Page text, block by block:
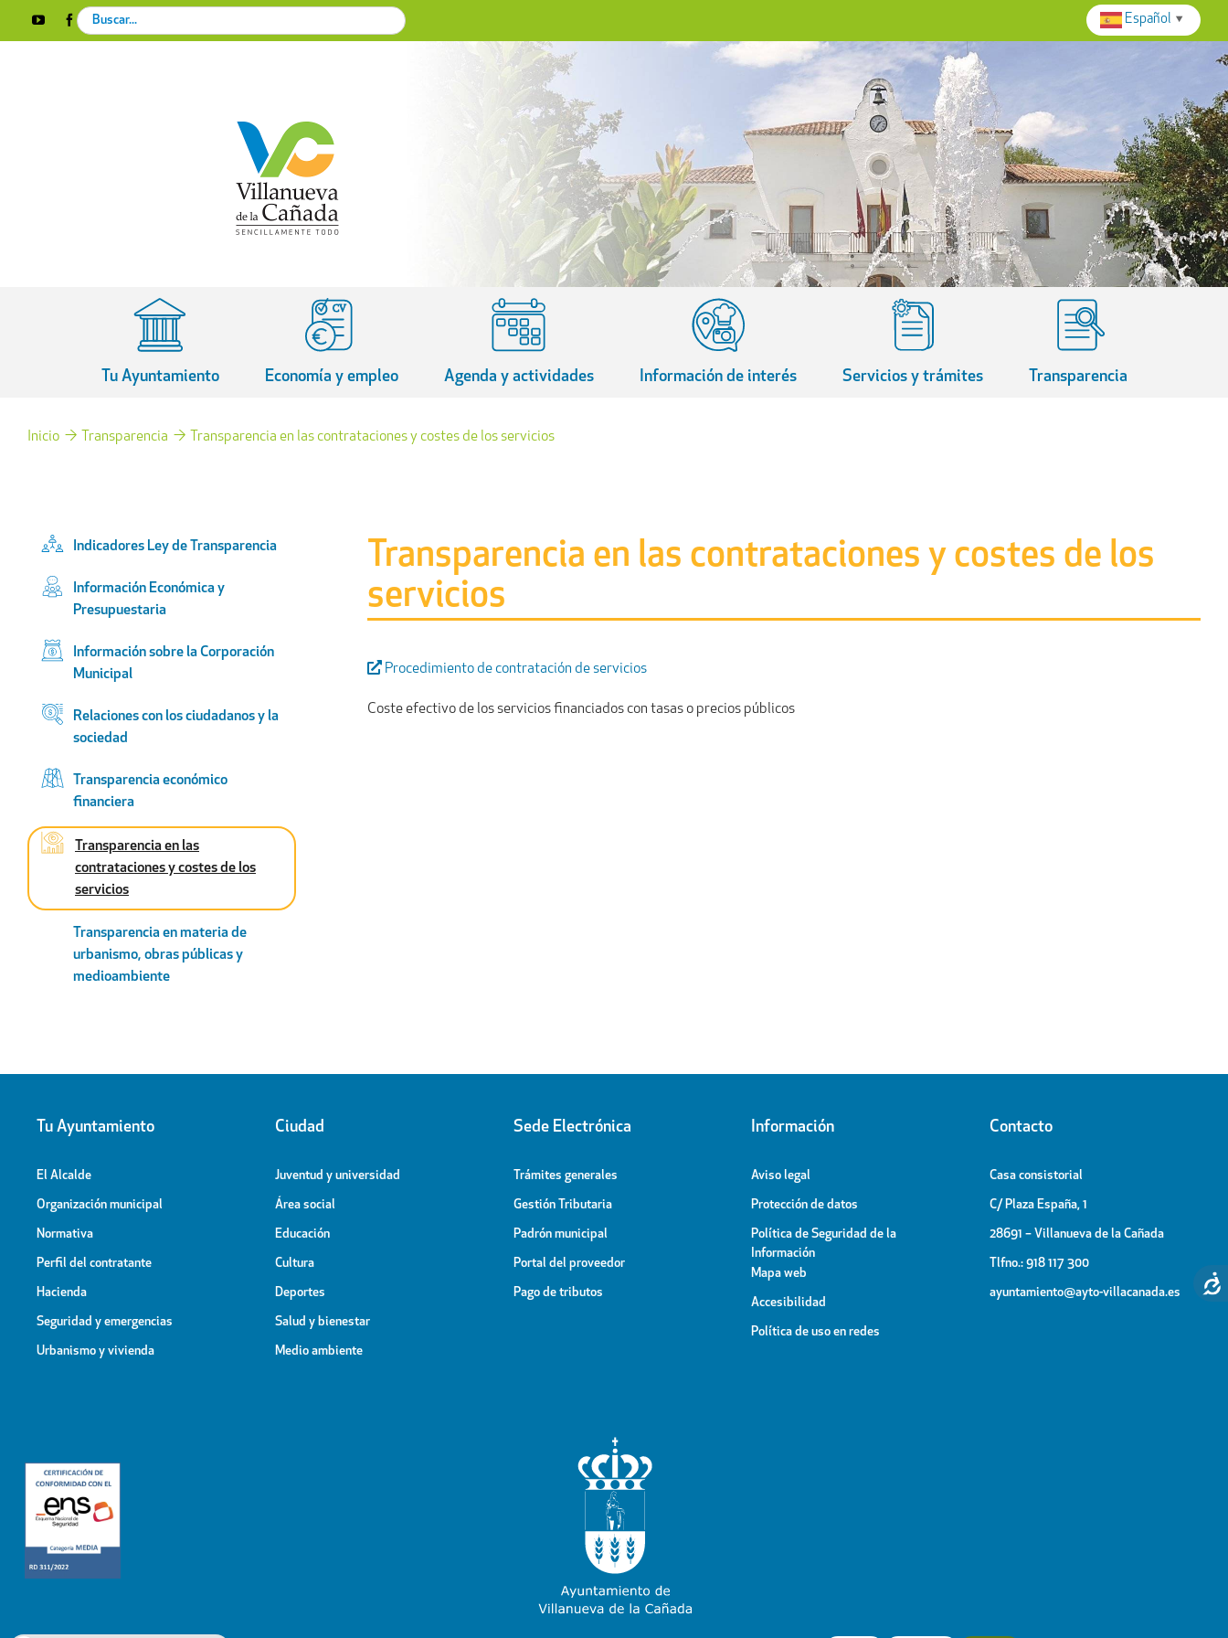
YouTubeFacebookInstagram
X
Search
for:
Tu Ayuntamiento Economía y empleo Agenda y actividades Información de interés Servicios y trámites Transparencia
Inicio Transparencia Transparencia en las contrataciones y costes de los servicios
Transparencia en las contrataciones y costes de los
servicios
Procedimiento de contratación de servicios
Coste efectivo de los servicios financiados con tasas o precios públicos
Indicadores Ley de Transparencia
Información Económica y
Presupuestaria
Información sobre la Corporación
Municipal
Relaciones con los ciudadanos y la
sociedad
Transparencia económico
financiera
Transparencia en las
contrataciones y costes de los
servicios
Transparencia en materia de
urbanismo, obras públicas y
medioambiente
Tu Ayuntamiento
El Alcalde
Organización municipal
Normativa
Perfil del contratante
Hacienda
Seguridad y emergencias
Urbanismo y vivienda
Ciudad
Juventud y universidad
Área social
Educación
Cultura
Deportes
Salud y bienestar
Medio ambiente
Sede Electrónica
Trámites generales
Gestión Tributaria
Padrón municipal
Portal del proveedor
Pago de tributos
Información
Aviso legal
Protección de datos
Política de Seguridad de la
Información
Mapa web
Accesibilidad
Política de uso en redes
Contacto
Casa consistorial
C/ Plaza España, 1
28691 – Villanueva de la Cañada
Tlfno.: 918 117 300
ayuntamiento@ayto-villacanada.es
Español ▼